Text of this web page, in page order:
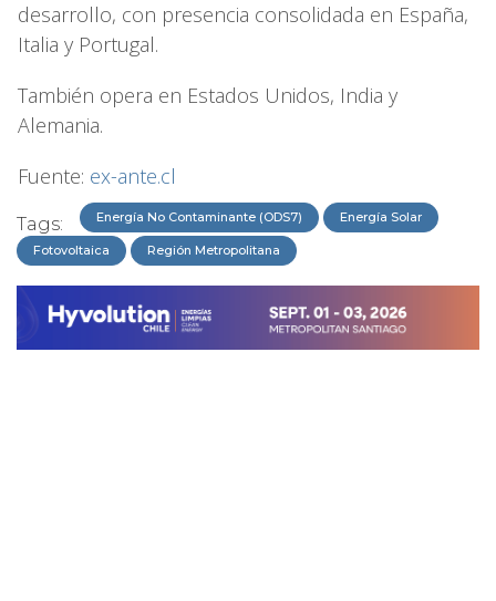
desarrollo, con presencia consolidada en España,
Italia y Portugal.
También opera en Estados Unidos, India y
Alemania.
Fuente: ex-ante.cl
Tags: Energía No Contaminante (ODS7) Energía Solar
Fotovoltaica Región Metropolitana